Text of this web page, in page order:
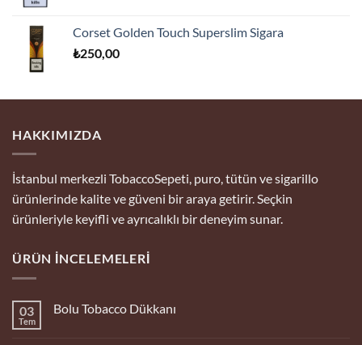
Corset Golden Touch Superslim Sigara
₺250,00
HAKKIMIZDA
İstanbul merkezli TobaccoSepeti, puro, tütün ve sigarillo
ürünlerinde kalite ve güveni bir araya getirir. Seçkin
ürünleriyle keyifli ve ayrıcalıklı bir deneyim sunar.
ÜRÜN İNCELEMELERI
03
Tem
Bolu Tobacco Dükkanı